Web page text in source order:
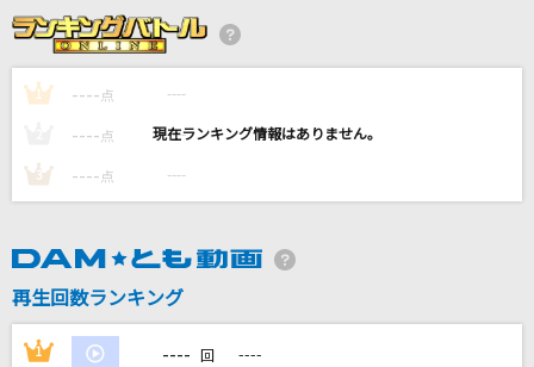
AliA
恋
back number
永遠に
BOYSTYLE
1 ---- 点 ----
---- 点 ----
3 ---- 点 ----
再生回数ランキング
1 ---- 回 ----